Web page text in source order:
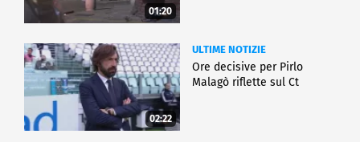
01:20
02:22
ULTIME NOTIZIE
Ore decisive per Pirlo
Malagò riflette sul Ct